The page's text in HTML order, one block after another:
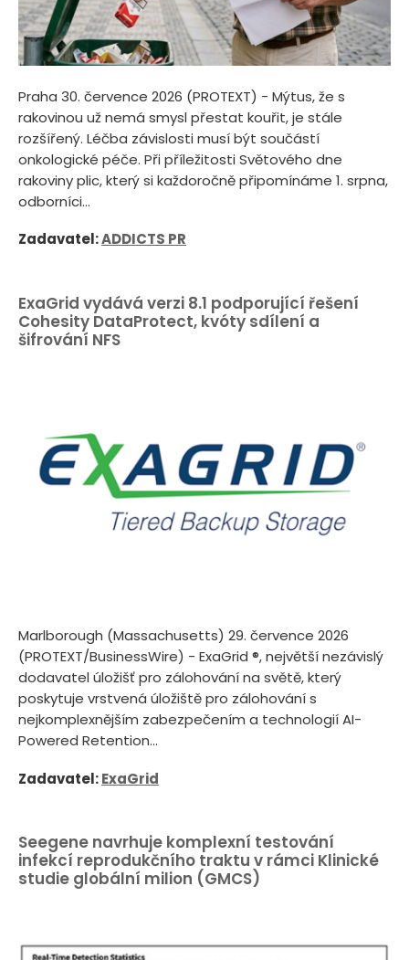
Praha 30. července 2026 (PROTEXT) - Mýtus, že s
rakovinou už nemá smysl přestat kouřit, je stále
rozšířený. Léčba závislosti musí být součástí
onkologické péče. Při příležitosti Světového dne
rakoviny plic, který si každoročně připomínáme 1. srpna,
odborníci...
Zadavatel:ADDICTS PR
ExaGrid vydává verzi 8.1 podporující řešení
Cohesity DataProtect, kvóty sdílení a
šifrování NFS
Marlborough (Massachusetts) 29. července 2026
(PROTEXT/BusinessWire) - ExaGrid ®, největší nezávislý
dodavatel úložišť pro zálohování na světě, který
poskytuje vrstvená úložiště pro zálohování s
nejkomplexnějším zabezpečením a technologií AI-
Powered Retention...
Zadavatel:ExaGrid
Seegene navrhuje komplexní testování
infekcí reprodukčního traktu v rámci Klinické
studie globální milion (GMCS)